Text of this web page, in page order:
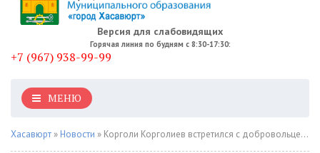
Версия для слабовидящих
Горячая линия по будням с 8:30-17:30:
+7 (967) 938-99-99
МЕНЮ
Хасавюрт » Новости » Корголи Корголиев встретился с добровольцем перед отправкой в зону СВО